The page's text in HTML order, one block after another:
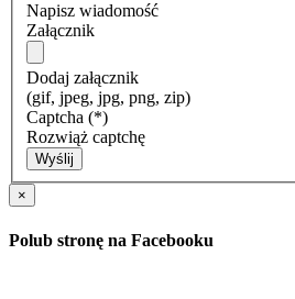
Napisz wiadomość
Załącznik
Dodaj załącznik
(gif, jpeg, jpg, png, zip)
Captcha (*)
Rozwiąż captchę
Wyślij
×
Polub stronę na Facebooku